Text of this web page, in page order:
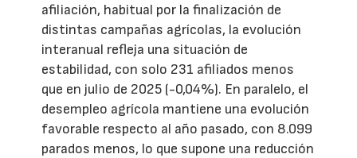
afiliación, habitual por la finalización de
distintas campañas agrícolas, la evolución
interanual refleja una situación de
estabilidad, con solo 231 afiliados menos
que en julio de 2025 (-0,04%). En paralelo, el
desempleo agrícola mantiene una evolución
favorable respecto al año pasado, con 8.099
parados menos, lo que supone una reducción